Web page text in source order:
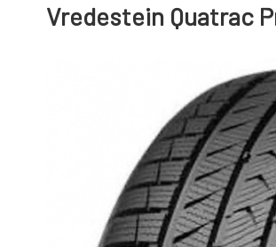
Vredestein Quatrac